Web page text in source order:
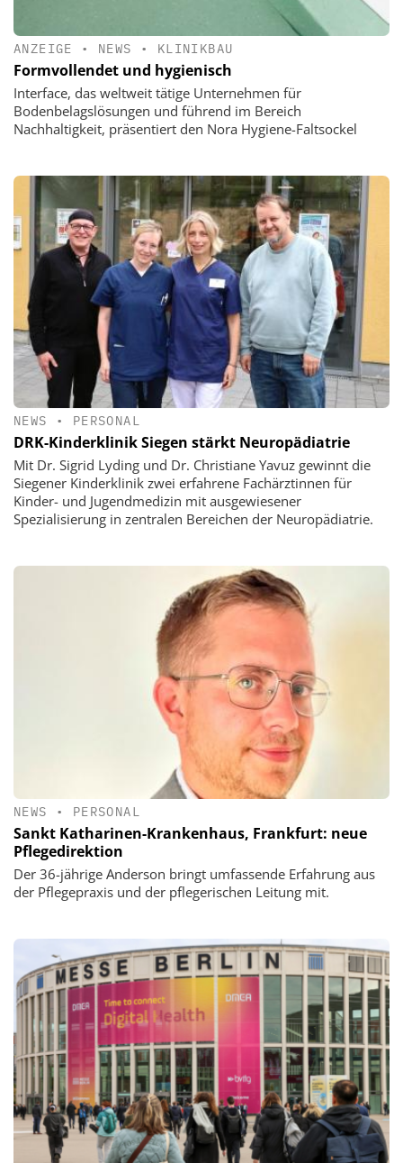
ANZEIGE • NEWS • KLINIKBAU
Formvollendet und hygienisch
Interface, das weltweit tätige Unternehmen für
Bodenbelagslösungen und führend im Bereich
Nachhaltigkeit, präsentiert den Nora Hygiene-Faltsockel
NEWS • PERSONAL
DRK-Kinderklinik Siegen stärkt Neuropädiatrie
Mit Dr. Sigrid Lyding und Dr. Christiane Yavuz gewinnt die
Siegener Kinderklinik zwei erfahrene Fachärztinnen für
Kinder- und Jugendmedizin mit ausgewiesener
Spezialisierung in zentralen Bereichen der Neuropädiatrie.
NEWS • PERSONAL
Sankt Katharinen-Krankenhaus, Frankfurt: neue
Pflegedirektion
Der 36-jährige Anderson bringt umfassende Erfahrung aus
der Pflegepraxis und der pflegerischen Leitung mit.